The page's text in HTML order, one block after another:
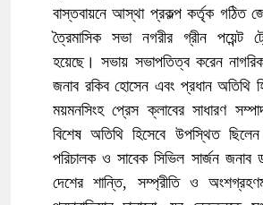
বাস্তবায়নে আস্থা প্রকল্প কর্তৃক গঠিত
ত্রৈমাসিক সভা নগরীর গ্রীন পয়েন্ট
হয়েছে। সভায় সভাপতিত্ব করেন
জনাব রকিব হোসেন এবং প্রধান অতিথি
ময়মনসিংহ প্রেস ক্লাবের সাধারণ
বিশেষ অতিথি হিসেবে উপস্থিত ছিলেন
পরিচালক ও সাবেক সিভিল সার্জন জনাব
দেশের শান্তি, সম্প্রীতি ও